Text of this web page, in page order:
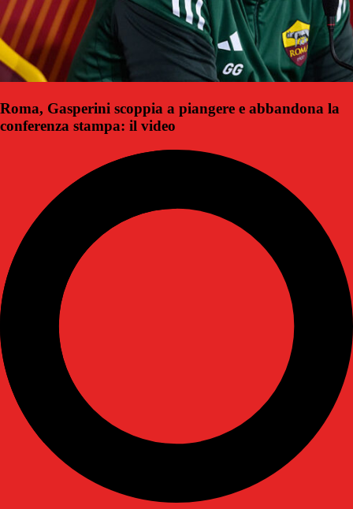
Roma, Gasperini scoppia a piangere e abbandona la
conferenza stampa: il video